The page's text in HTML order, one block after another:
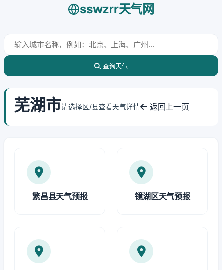
sswzrr天气网
查询天气
芜湖市请选择区/县查看天气详情 返回上一页
繁昌县天气预报 镜湖区天气预报